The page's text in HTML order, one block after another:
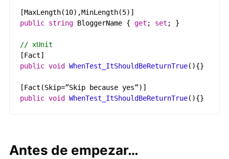
[MaxLength(10),MinLength(5) ]
public string BloggerName { get ; set ; }
// xUnit
[Fact]
public void WhenTest_ItShouldBeReturnTrue( ){}
[Fact (Skip=”Skip because yes”) ]
public void WhenTest_ItShouldBeReturnTrue( ){}
Antes de empezar…